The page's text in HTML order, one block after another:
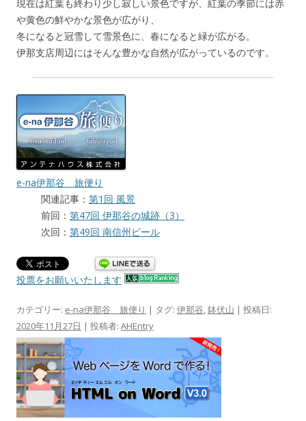
現在は紅葉も終わり少し寂しい景色ですが、紅葉の季節には赤
や黄色の鮮やかな景色が広がり、
冬になると冠雪して雪景色に、春になると緑が広がる。
伊那支店周辺にはそんな豊かな自然が広がっているのです。
e-na伊那谷 旅便り
関連記事： 第1回 風景
前回： 第47回 伊那谷の城跡（3）
次回： 第49回 南信州ビール
投票をお願いいたします
カテゴリー: e-na伊那谷 旅便り | タグ: 伊那谷,鉢伏山 | 投稿日:
2020年11月27日 | 投稿者: AHEntry